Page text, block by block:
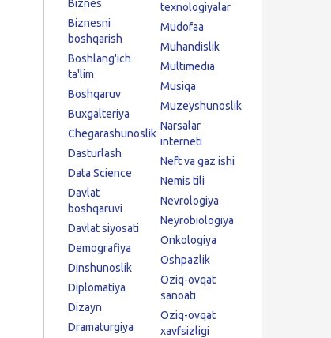
Biznes
Biznesni
boshqarish
Boshlang'ich
ta'lim
Boshqaruv
Buxgalteriya
Chegarashunoslik
Dasturlash
Data Science
Davlat
boshqaruvi
Davlat siyosati
Demografiya
Dinshunoslik
Diplomatiya
Dizayn
Dramaturgiya
texnologiyalar
Mudofaa
Muhandislik
Multimedia
Musiqa
Muzeyshunoslik
Narsalar
interneti
Neft va gaz ishi
Nemis tili
Nevrologiya
Neyrobiologiya
Onkologiya
Oshpazlik
Oziq-ovqat
sanoati
Oziq-ovqat
xavfsizligi